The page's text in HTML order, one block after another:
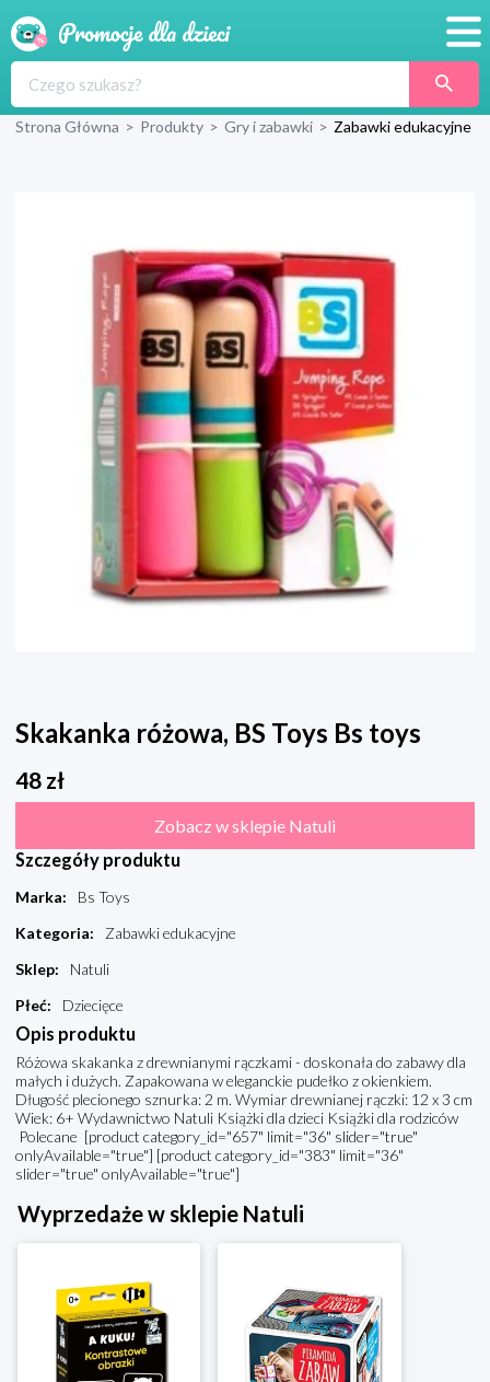
Produkty
Wyprawka
Strona Główna > Produkty > Gry i zabawki > Zabawki edukacyjne
Skakanka różowa, BS Toys Bs toys
48 zł
Zobacz w sklepie Natuli
Szczegóły produktu
Marka:
Bs Toys
Kategoria:
Zabawki edukacyjne
Sklep:
Natuli
Płeć: Dziecięce
Opis produktu
Różowa skakanka z drewnianymi rączkami - doskonała do zabawy dla
małych i dużych. Zapakowana w eleganckie pudełko z okienkiem.
Długość plecionego sznurka: 2 m. Wymiar drewnianej rączki: 12 x 3 cm
Wiek: 6+ Wydawnictwo Natuli Książki dla dzieci Książki dla rodziców
Polecane [product category_id="657" limit="36" slider="true"
onlyAvailable="true"] [product category_id="383" limit="36"
slider="true" onlyAvailable="true"]
Wyprzedaże w sklepie Natuli